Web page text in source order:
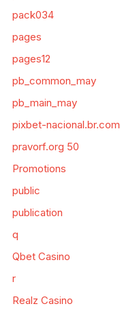
pack034
pages
pages12
pb_common_may
pb_main_may
pixbet-nacional.br.com
pravorf.org 50
Promotions
public
publication
q
Qbet Casino
r
Realz Casino